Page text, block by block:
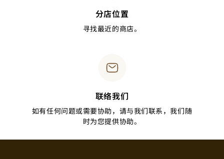
分店位置
寻找最近的商店。
联络我们
如有任何问题或需要协助，请与我们联系，我们随
时为您提供协助。